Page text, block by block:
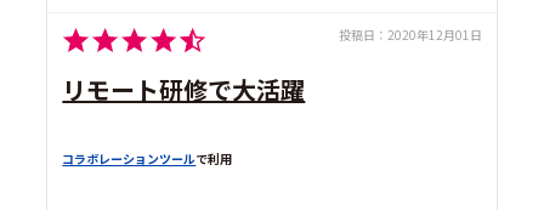
投稿日： 2020年12月01日
リモート研修で大活躍
コラボレーションツールで利用